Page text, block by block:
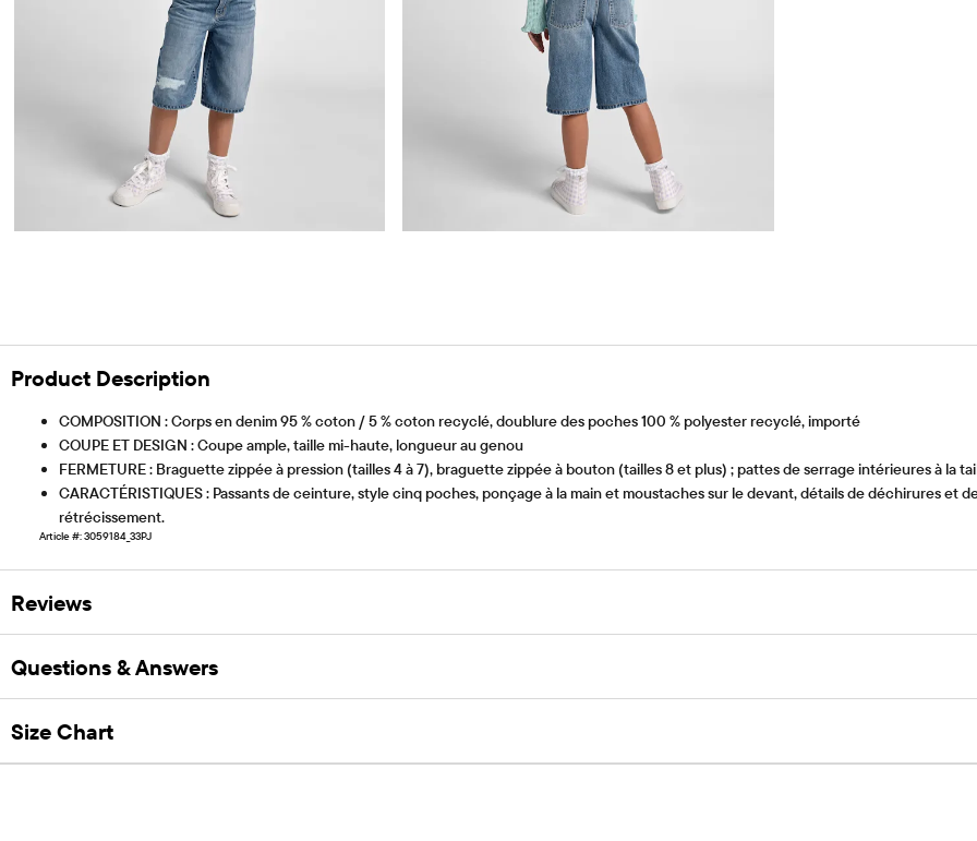
Product Description
COMPOSITION : Corps en denim 95 % coton / 5 % coton recyclé, doublure des poches 100 % polyester recyclé, importé
COUPE ET DESIGN : Coupe ample, taille mi-haute, longueur au genou
FERMETURE : Braguette zippée à pression (tailles 4 à 7), braguette zippée à bouton (tailles 8 et plus) ; pattes de serrage intérieures à la
CARACTÉRISTIQUES : Passants de ceinture, style cinq poches, ponçage à la main et moustaches sur le devant, détails de déchirures
rétrécissement.
Article #: 3059184_33PJ
Reviews
Questions & Answers
Size Chart